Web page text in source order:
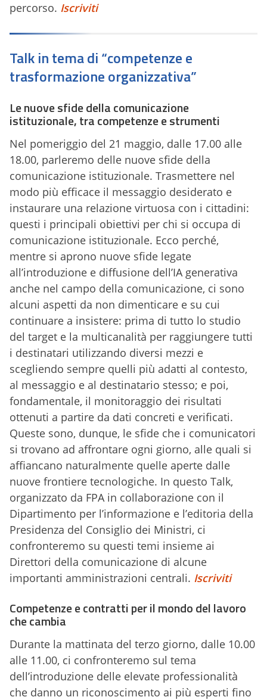
percorso. Iscriviti
Talk in tema di “competenze e
trasformazione organizzativa”
Le nuove sfide della comunicazione
istituzionale, tra competenze e strumenti
Nel pomeriggio del 21 maggio, dalle 17.00 alle
18.00, parleremo delle nuove sfide della
comunicazione istituzionale. Trasmettere nel
modo più efficace il messaggio desiderato e
instaurare una relazione virtuosa con i cittadini:
questi i principali obiettivi per chi si occupa di
comunicazione istituzionale. Ecco perché,
mentre si aprono nuove sfide legate
all’introduzione e diffusione dell’IA generativa
anche nel campo della comunicazione, ci sono
alcuni aspetti da non dimenticare e su cui
continuare a insistere: prima di tutto lo studio
del target e la multicanalità per raggiungere tutti
i destinatari utilizzando diversi mezzi e
scegliendo sempre quelli più adatti al contesto,
al messaggio e al destinatario stesso; e poi,
fondamentale, il monitoraggio dei risultati
ottenuti a partire da dati concreti e verificati.
Queste sono, dunque, le sfide che i comunicatori
si trovano ad affrontare ogni giorno, alle quali si
affiancano naturalmente quelle aperte dalle
nuove frontiere tecnologiche. In questo Talk,
organizzato da FPA in collaborazione con il
Dipartimento per l’informazione e l’editoria della
Presidenza del Consiglio dei Ministri, ci
confronteremo su questi temi insieme ai
Direttori della comunicazione di alcune
importanti amministrazioni centrali. Iscriviti
Competenze e contratti per il mondo del lavoro
che cambia
Durante la mattinata del terzo giorno, dalle 10.00
alle 11.00, ci confronteremo sul tema
dell’introduzione delle elevate professionalità
che danno un riconoscimento ai più esperti fino